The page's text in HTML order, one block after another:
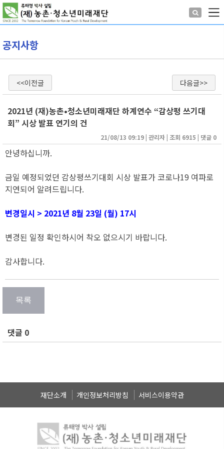
공지사항
<<이전글 다음글>>
2021년 (재)농촌•청소년미래재단 하계연수 “감상평 쓰기대
회” 시상 발표 연기의 건
21/08/13 09:19 | 관리자 | 조회 6915 | 댓글 0
안녕하십니까.
금일 예정되었던 감상평쓰기대회 시상 발표가 코로나19 여파로
지연되어 알려드립니다.
변경일시 > 2021년 8월 23일 (월) 17시
변경된 일정 확인하시어 착오 없으시기 바랍니다.
감사합니다.
댓글 0
재단소개 개인정보처리방침 서비스이용약관